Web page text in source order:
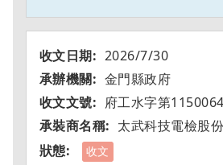
2026/7/30
金門縣政府
府工水字第
太武科技電檢股
收文